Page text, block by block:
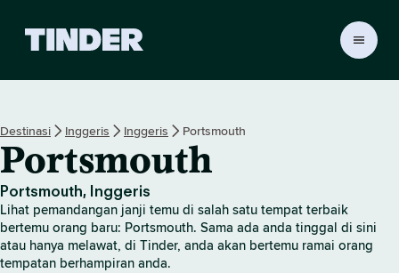
a
U
t
a
m
a
T
Destinasi Inggeris Inggeris Portsmouth
Portsmouth
Portsmouth, Inggeris
Lihat pemandangan janji temu di salah satu tempat terbaik
bertemu orang baru: Portsmouth. Sama ada anda tinggal di sini
atau hanya melawat, di Tinder, anda akan bertemu ramai orang
tempatan berhampiran anda.